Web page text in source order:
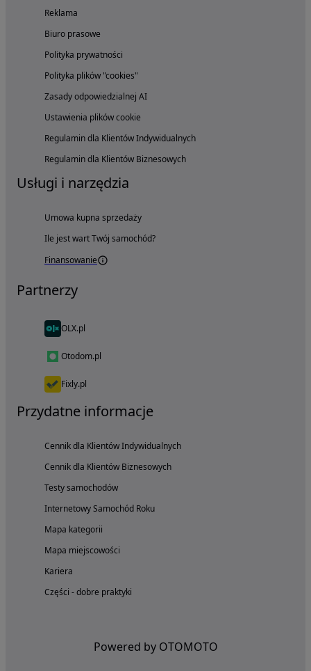
Reklama
Biuro prasowe
Polityka prywatności
Polityka plików "cookies"
Zasady odpowiedzialnej AI
Ustawienia plików cookie
Regulamin dla Klientów Indywidualnych
Regulamin dla Klientów Biznesowych
Usługi i narzędzia
Umowa kupna sprzedaży
Ile jest wart Twój samochód?
Finansowanie
Partnerzy
OLX.pl
Otodom.pl
Fixly.pl
Przydatne informacje
Cennik dla Klientów Indywidualnych
Cennik dla Klientów Biznesowych
Testy samochodów
Internetowy Samochód Roku
Mapa kategorii
Mapa miejscowości
Kariera
Części - dobre praktyki
Powered by OTOMOTO